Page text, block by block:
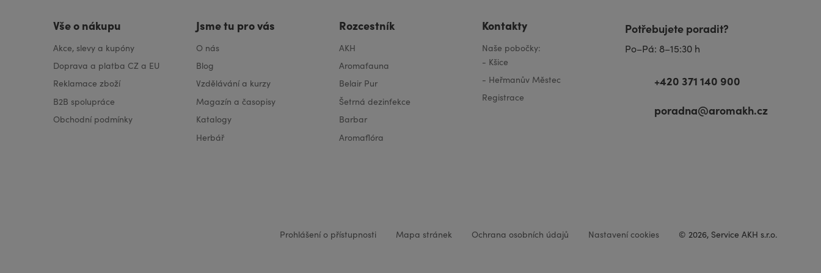
Vše o nákupu
Akce, slevy a kupóny
Doprava a platba CZ a EU
Reklamace zboží
B2B spolupráce
Obchodní podmínky
Jsme tu pro vás
O nás
Blog
Vzdělávání a kurzy
Magazín a časopisy
Katalogy
Herbář
Rozcestník
AKH
Aromafauna
Belair Pur
Šetrná dezinfekce
Barbar
Aromaflóra
Kontakty
Naše pobočky:
- Kšice
- Heřmanův Městec
Registrace
Potřebujete poradit?
Po–Pá: 8–15:30 h
+420 371 140 900
poradna@aromakh.cz
Prohlášení o přístupnosti Mapa stránek Ochrana osobních údajů Nastavení cookies © 2026, Service AKH s.r.o.